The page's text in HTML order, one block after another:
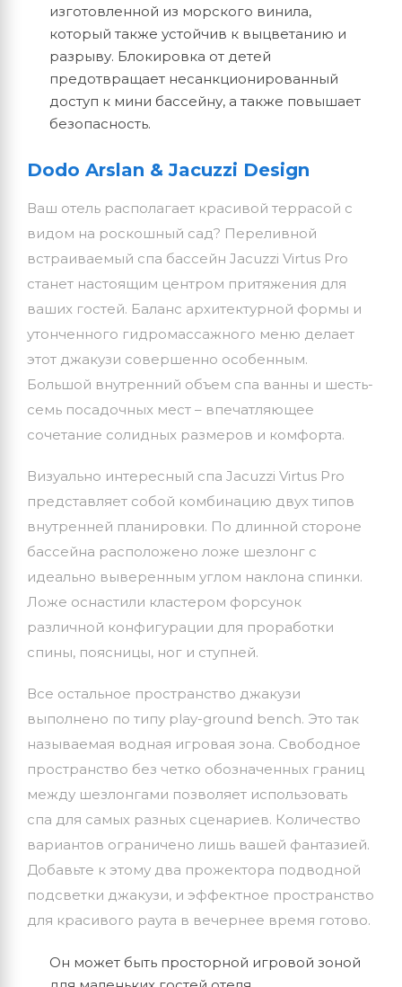
изготовленной из морского винила,
который также устойчив к выцветанию и
разрыву. Блокировка от детей
предотвращает несанкционированный
доступ к мини бассейну, а также повышает
безопасность.
Dodo Arslan & Jacuzzi Design
Ваш отель располагает красивой террасой с
видом на роскошный сад? Переливной
встраиваемый спа бассейн Jacuzzi Virtus Pro
станет настоящим центром притяжения для
ваших гостей. Баланс архитектурной формы и
утонченного гидромассажного меню делает
этот джакузи совершенно особенным.
Большой внутренний объем спа ванны и шесть-
семь посадочных мест – впечатляющее
сочетание солидных размеров и комфорта.
Визуально интересный спа Jacuzzi Virtus Pro
представляет собой комбинацию двух типов
внутренней планировки. По длинной стороне
бассейна расположено ложе шезлонг с
идеально выверенным углом наклона спинки.
Ложе оснастили кластером форсунок
различной конфигурации для проработки
спины, поясницы, ног и ступней.
Все остальное пространство джакузи
выполнено по типу play-ground bench. Это так
называемая водная игровая зона. Свободное
пространство без четко обозначенных границ
между шезлонгами позволяет использовать
спа для самых разных сценариев. Количество
вариантов ограничено лишь вашей фантазией.
Добавьте к этому два прожектора подводной
подсветки джакузи, и эффектное пространство
для красивого раута в вечернее время готово.
Он может быть просторной игровой зоной